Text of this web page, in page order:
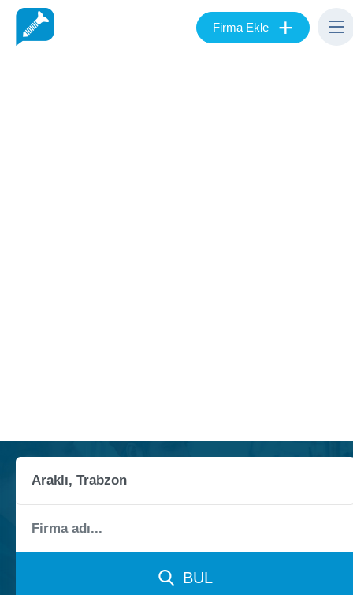
Firma Ekle +
BUL